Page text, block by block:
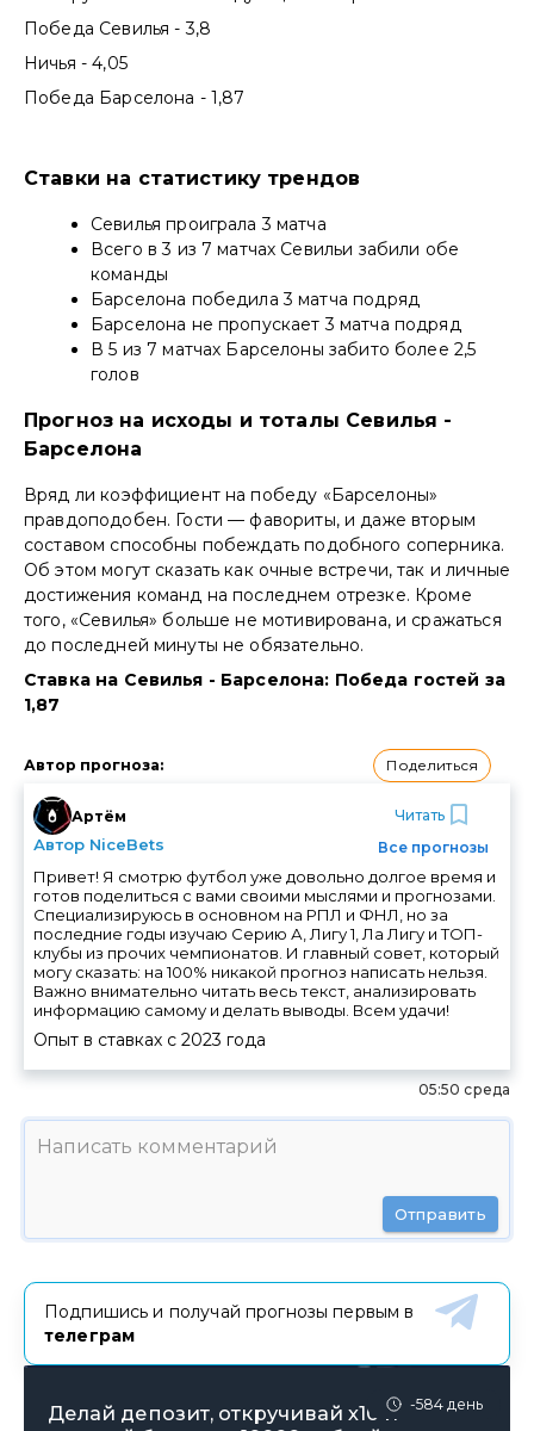
Победа Севилья - 3,8
Ничья - 4,05
Победа Барселона - 1,87
Ставки на статистику трендов
Севилья проиграла 3 матча
Всего в 3 из 7 матчах Севильи забили обе
команды
Барселона победила 3 матча подряд
Барселона не пропускает 3 матча подряд
В 5 из 7 матчах Барселоны забито более 2,5
голов
Прогноз на исходы и тоталы Севилья -
Барселона
Вряд ли коэффициент на победу «Барселоны»
правдоподобен. Гости — фавориты, и даже вторым
составом способны побеждать подобного соперника.
Об этом могут сказать как очные встречи, так и личные
достижения команд на последнем отрезке. Кроме
того, «Севилья» больше не мотивирована, и сражаться
до последней минуты не обязательно.
Ставка на Севилья - Барселона: Победа гостей за
1,87
Автор прогноза: Поделиться
Артём
Автор NiceBets
Читать
Все прогнозы
Привет! Я смотрю футбол уже довольно долгое время и
готов поделиться с вами своими мыслями и прогнозами.
Специализируюсь в основном на РПЛ и ФНЛ, но за
последние годы изучаю Серию А, Лигу 1, Ла Лигу и ТОП-
клубы из прочих чемпионатов. И главный совет, который
могу сказать: на 100% никакой прогноз написать нельзя.
Важно внимательно читать весь текст, анализировать
информацию самому и делать выводы. Всем удачи!
Опыт в ставках с 2023 года
05:50 среда
Отправить
Подпишись и получай прогнозы первым в
телеграм
-584 день
Делай депозит, откручивай х10 и